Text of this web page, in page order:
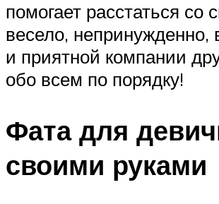
помогает расстаться со
весело, непринужденно,
и приятной компании
обо всем по порядку!
Фата для
своими руками